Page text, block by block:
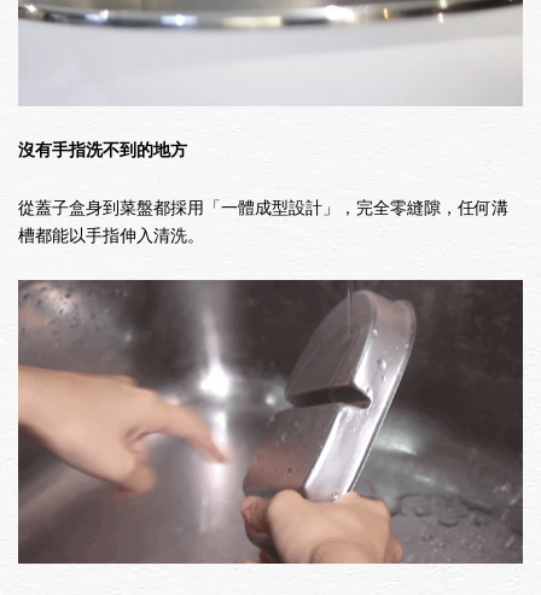
沒有手指洗不到的地方
從蓋子盒身到菜盤都採用「一體成型設計」，完全零縫隙，任何溝
槽都能以手指伸入清洗。